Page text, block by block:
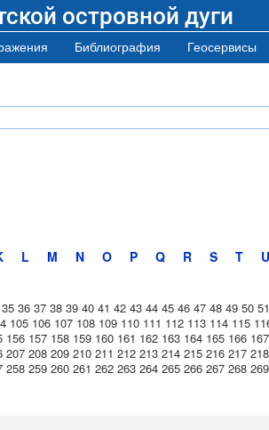
островной дуги
Библиография Геосервисы
L M N O P Q R S T U
35 36 37 38 39 40 41 42 43 44 45 46 47 48 49 50 51
105 106 107 108 109 110 111 112 113 114 115
156 157 158 159 160 161 162 163 164 165 166 167
207 208 209 210 211 212 213 214 215 216 217 218
258 259 260 261 262 263 264 265 266 267 268 269